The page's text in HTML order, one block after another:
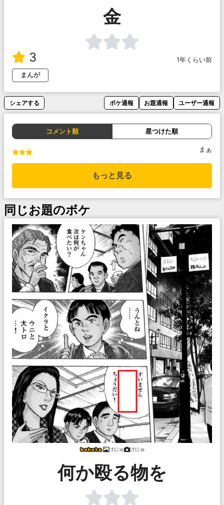
金
3
1年くらい前
まんが
シェアする ボケ通報 お題通報 ユーザー通報
コメント順 星つけた順
まぁ
もっと見る
同じお題のボケ
けにゅ けにゅ
何か殴る物を